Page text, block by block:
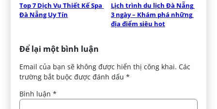
Top 7 Dịch Vụ Thiết Kế Spa
Đà Nẵng Uy Tín
Lịch trình du lịch Đà Nẵng
3 ngày – Khám phá những
địa điểm siêu hot
Để lại một bình luận
Email của bạn sẽ không được hiển thị công khai. Các
trường bắt buộc được đánh dấu*
Bình luận*